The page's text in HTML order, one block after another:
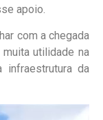
apoio.
com a chegada
utilidade na
infraestrutura da